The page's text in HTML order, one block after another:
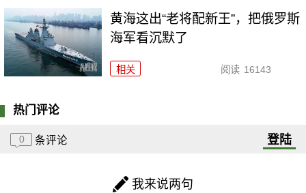
黄海这出“老将配新王”，把俄罗斯
海军看沉默了
相关 阅读 16143
热门评论
0 条评论 登陆
我来说两句